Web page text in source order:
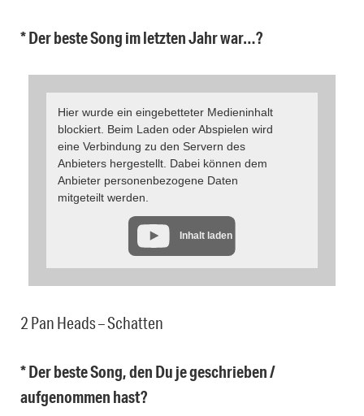
* Der beste Song im letzten Jahr war…?
Hier wurde ein eingebetteter Medieninhalt
blockiert. Beim Laden oder Abspielen wird
eine Verbindung zu den Servern des
Anbieters hergestellt. Dabei können dem
Anbieter personenbezogene Daten
mitgeteilt werden.
Inhalt laden
2 Pan Heads – Schatten
* Der beste Song, den Du je geschrieben /
aufgenommen hast?